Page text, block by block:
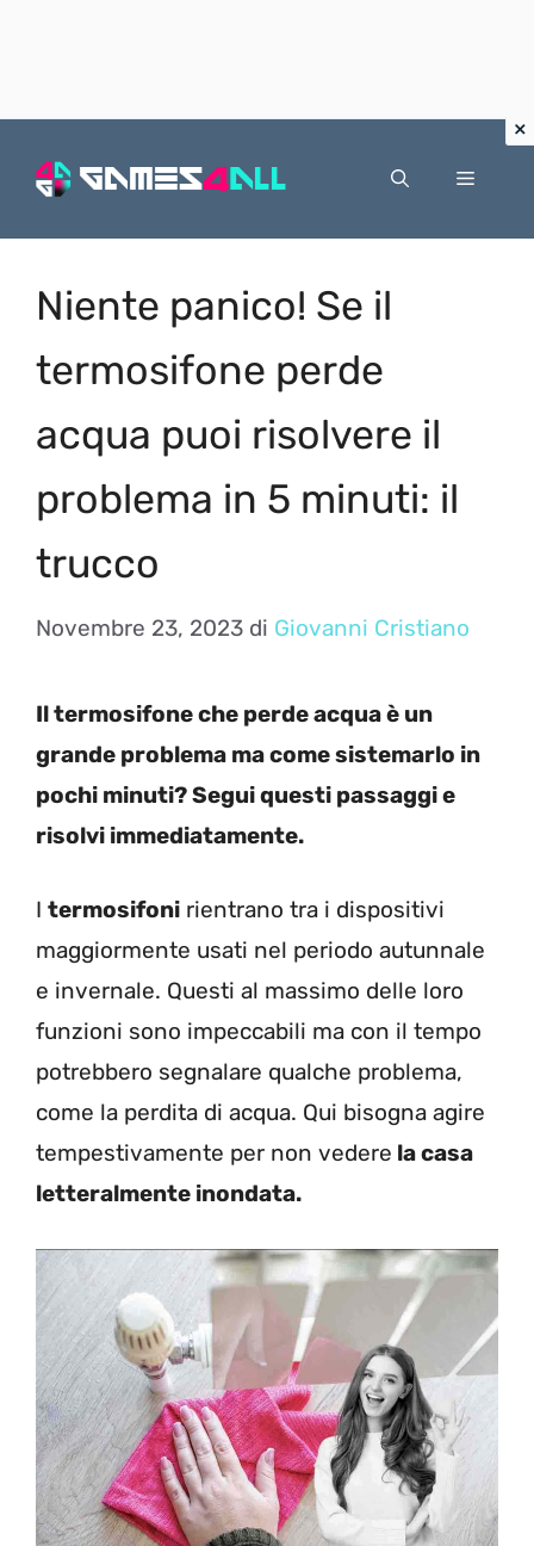
Menu
Niente panico! Se il
termosifone perde
acqua puoi risolvere il
problema in 5 minuti: il
trucco
Novembre 23, 2023 di Giovanni Cristiano
Il termosifone che perde acqua è un
grande problema ma come sistemarlo in
pochi minuti? Segui questi passaggi e
risolvi immediatamente.
I termosifoni rientrano tra i dispositivi
maggiormente usati nel periodo autunnale
e invernale. Questi al massimo delle loro
funzioni sono impeccabili ma con il tempo
potrebbero segnalare qualche problema,
come la perdita di acqua. Qui bisogna agire
tempestivamente per non vedere la casa
letteralmente inondata.